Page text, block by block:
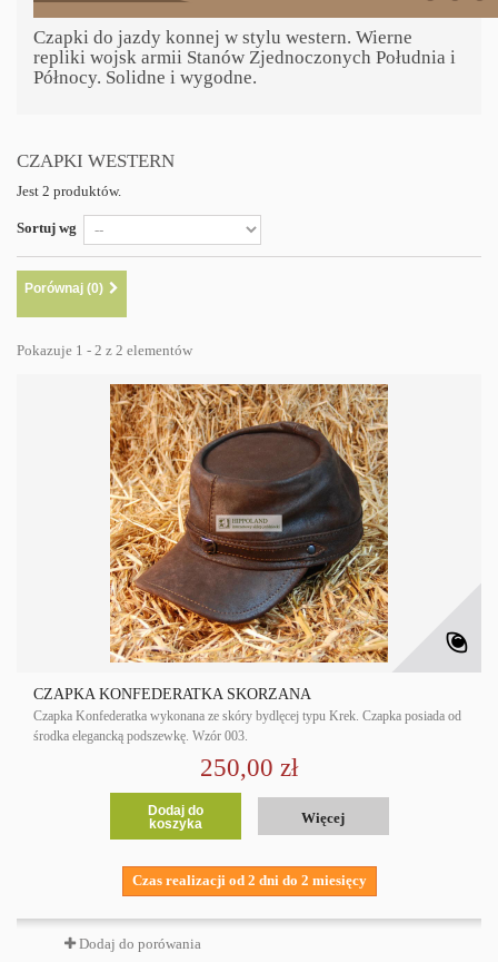
Czapki do jazdy konnej w stylu western. Wierne
repliki wojsk armii Stanów Zjednoczonych Południa i
Północy. Solidne i wygodne.
CZAPKI WESTERN
Jest 2 produktów.
Sortuj wg
Porównaj (0)
Pokazuje 1 - 2 z 2 elementów
CZAPKA KONFEDERATKA SKÓRZANA
Czapka Konfederatka wykonana ze skóry bydlęcej typu Krek. Czapka posiada od
środka elegancką podszewkę. Wzór 003.
250,00 zł
Dodaj do
koszyka
Więcej
Czas realizacji od 2 dni do 2 miesięcy
Dodaj do porówania